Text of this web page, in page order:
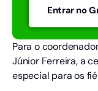
Entrar no
Para o
Júnior Ferreira, a
especial para os